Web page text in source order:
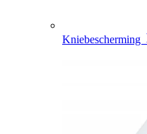
Kniebescherming